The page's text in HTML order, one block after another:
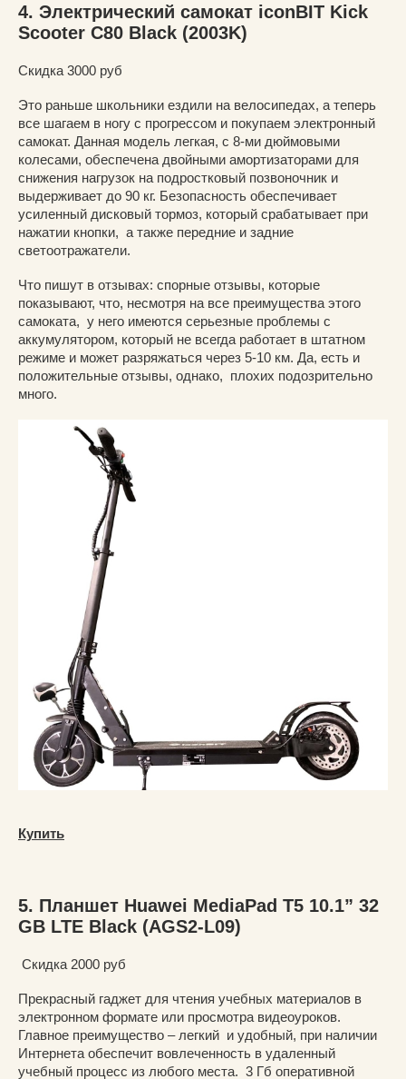
4. Электрический самокат iconBIT Kick
Scooter C80 Black (2003K)
Скидка 3000 руб
Это раньше школьники ездили на велосипедах, а теперь
все шагаем в ногу с прогрессом и покупаем электронный
самокат. Данная модель легкая, с 8-ми дюймовыми
колесами, обеспечена двойными амортизаторами для
снижения нагрузок на подростковый позвоночник и
выдерживает до 90 кг. Безопасность обеспечивает
усиленный дисковый тормоз, который срабатывает при
нажатии кнопки, а также передние и задние
светоотражатели.
Что пишут в отзывах: спорные отзывы, которые
показывают, что, несмотря на все преимущества этого
самоката, у него имеются серьезные проблемы с
аккумулятором, который не всегда работает в штатном
режиме и может разряжаться через 5-10 км. Да, есть и
положительные отзывы, однако, плохих подозрительно
много.
Купить
5. Планшет Huawei MediaPad T5 10.1” 32
GB LTE Black (AGS2-L09)
Скидка 2000 руб
Прекрасный гаджет для чтения учебных материалов в
электронном формате или просмотра видеоуроков.
Главное преимущество – легкий и удобный, при наличии
Интернета обеспечит вовлеченность в удаленный
учебный процесс из любого места. 3 Гб оперативной